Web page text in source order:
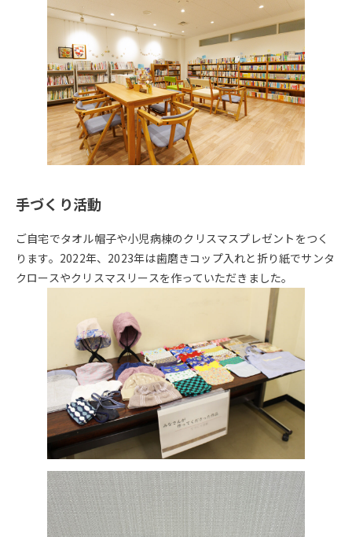
手づくり活動
ご自宅でタオル帽子や小児病棟のクリスマスプレゼントをつく
ります。2022年、2023年は歯磨きコップ入れと折り紙でサンタ
クロースやクリスマスリースを作っていただきました。